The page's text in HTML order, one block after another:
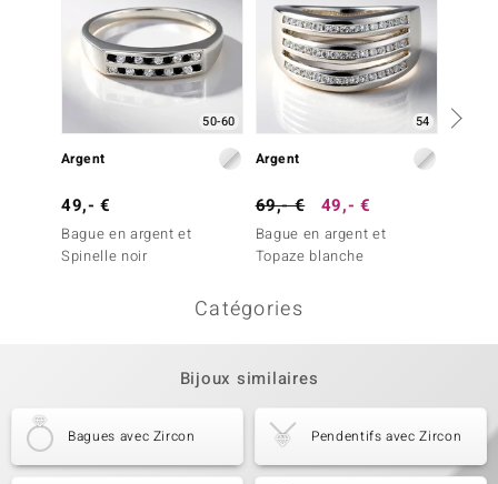
50-60
Argent
49,- €
Bague en argent et
Spinelle noir
54
Argent
69,- € 49,- €
Bague en argent et
Topaze blanche
Catégories
Bijoux similaires
Bagues avec Zircon Pendentifs avec Zircon